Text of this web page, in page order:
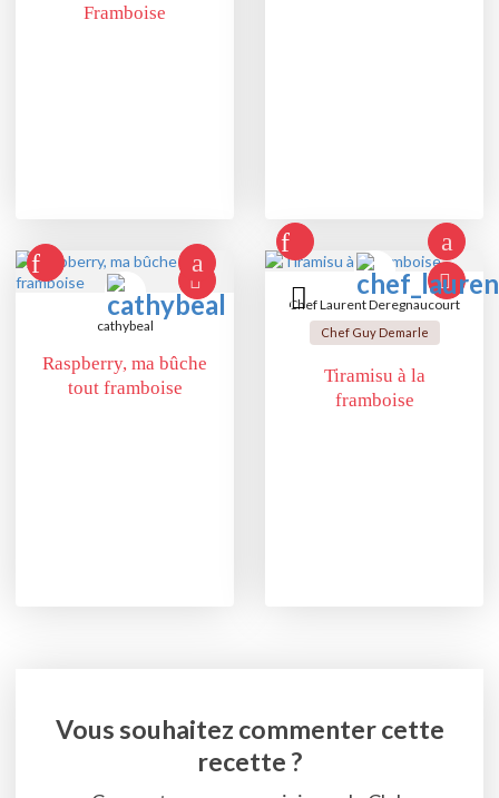
Framboise
cathybeal
Raspberry, ma bûche
tout framboise
Chef Laurent Deregnaucourt
Chef Guy Demarle
Tiramisu à la
framboise
Vous souhaitez commenter cette
recette ?